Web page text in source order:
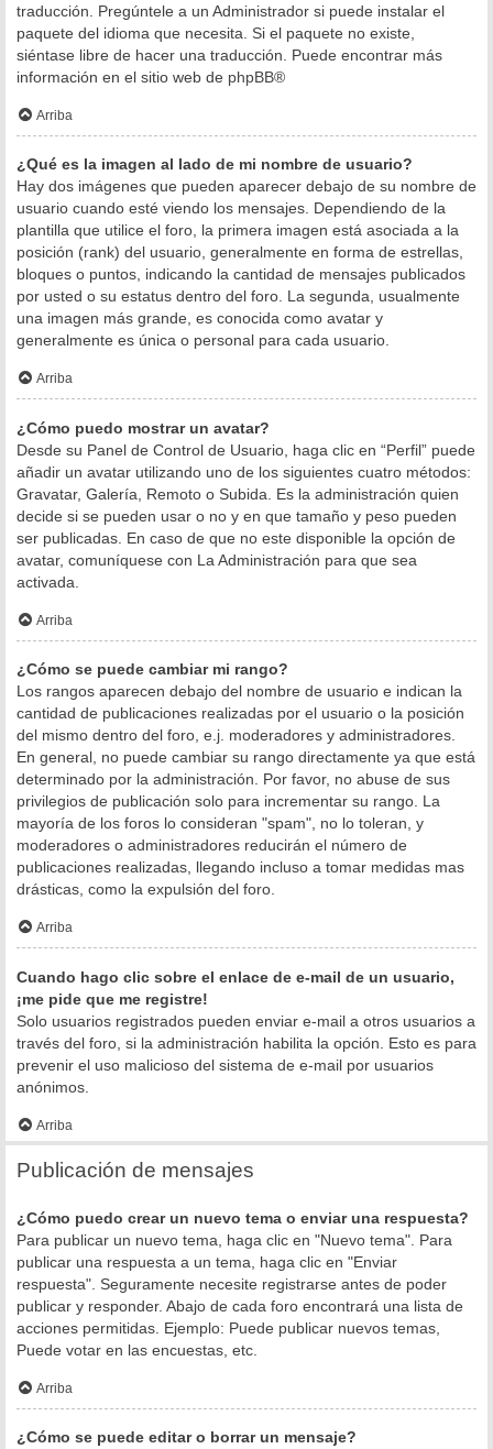
traducción. Pregúntele a un Administrador si puede instalar el
paquete del idioma que necesita. Si el paquete no existe,
siéntase libre de hacer una traducción. Puede encontrar más
información en el sitio web de phpBB®
Arriba
¿Qué es la imagen al lado de mi nombre de usuario?
Hay dos imágenes que pueden aparecer debajo de su nombre de
usuario cuando esté viendo los mensajes. Dependiendo de la
plantilla que utilice el foro, la primera imagen está asociada a la
posición (rank) del usuario, generalmente en forma de estrellas,
bloques o puntos, indicando la cantidad de mensajes publicados
por usted o su estatus dentro del foro. La segunda, usualmente
una imagen más grande, es conocida como avatar y
generalmente es única o personal para cada usuario.
Arriba
¿Cómo puedo mostrar un avatar?
Desde su Panel de Control de Usuario, haga clic en “Perfil” puede
añadir un avatar utilizando uno de los siguientes cuatro métodos:
Gravatar, Galería, Remoto o Subida. Es la administración quien
decide si se pueden usar o no y en que tamaño y peso pueden
ser publicadas. En caso de que no este disponible la opción de
avatar, comuníquese con La Administración para que sea
activada.
Arriba
¿Cómo se puede cambiar mi rango?
Los rangos aparecen debajo del nombre de usuario e indican la
cantidad de publicaciones realizadas por el usuario o la posición
del mismo dentro del foro, e.j. moderadores y administradores.
En general, no puede cambiar su rango directamente ya que está
determinado por la administración. Por favor, no abuse de sus
privilegios de publicación solo para incrementar su rango. La
mayoría de los foros lo consideran "spam", no lo toleran, y
moderadores o administradores reducirán el número de
publicaciones realizadas, llegando incluso a tomar medidas mas
drásticas, como la expulsión del foro.
Arriba
Cuando hago clic sobre el enlace de e-mail de un usuario,
¡me pide que me registre!
Solo usuarios registrados pueden enviar e-mail a otros usuarios a
través del foro, si la administración habilita la opción. Esto es para
prevenir el uso malicioso del sistema de e-mail por usuarios
anónimos.
Arriba
Publicación de mensajes
¿Cómo puedo crear un nuevo tema o enviar una respuesta?
Para publicar un nuevo tema, haga clic en "Nuevo tema". Para
publicar una respuesta a un tema, haga clic en "Enviar
respuesta". Seguramente necesite registrarse antes de poder
publicar y responder. Abajo de cada foro encontrará una lista de
acciones permitidas. Ejemplo: Puede publicar nuevos temas,
Puede votar en las encuestas, etc.
Arriba
¿Cómo se puede editar o borrar un mensaje?